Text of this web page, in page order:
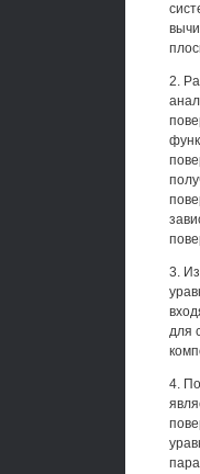
2.
3.
для
4.